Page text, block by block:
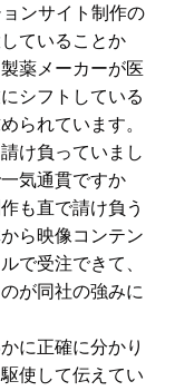
ンサイト制作の
ていることか
薬メーカーが医
シフトしている
られています。
け負っていまし
気通貫ですか
も直で請け負う
ら映像コンテン
で受注できて、
が同社の強みに
に正確に分かり
使して伝えてい